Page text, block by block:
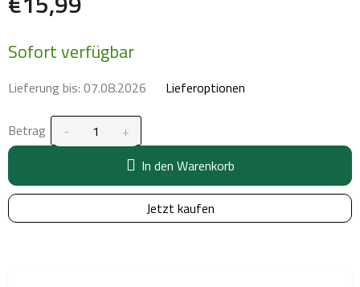
Sofort verfügbar
Lieferung bis: 07.08.2026 Lieferoptionen
Betrag
In den Warenkorb
Jetzt kaufen